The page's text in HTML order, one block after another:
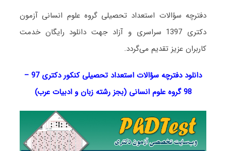
دفترچه سؤالات استعداد تحصیلی گروه علوم انسانی آزمون
دکتری 1397 سراسری و آزاد جهت دانلود رایگان خدمت
کاربران عزیز تقدیم می‌گردد.
دانلود دفترچه سؤالات استعداد تحصیلی کنکور دکتری 97 –
98 گروه علوم انسانی (بجز رشته زبان و ادبیات عرب)